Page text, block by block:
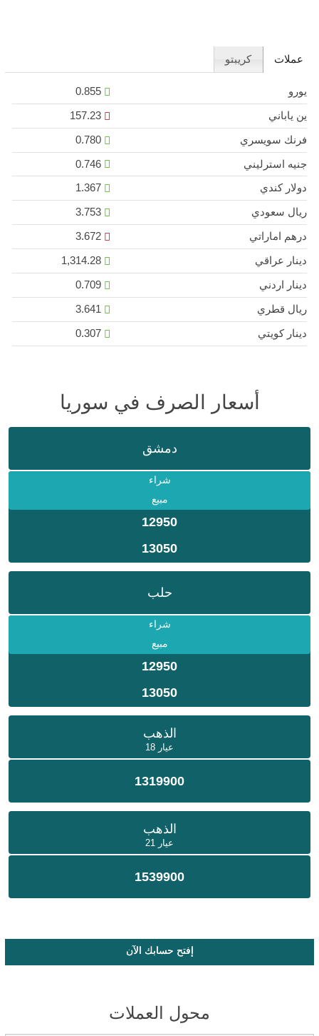
عملات كريبتو
يورو
0.855
ين ياباني
157.23
فرنك سويسري
0.780
جنيه استرليني
0.746
دولار كندي
1.367
ريال سعودي
3.753
درهم اماراتي
3.672
دينار عراقي
1,314.28
دينار اردني
0.709
ريال قطري
دينار كويتي
0.307
أسعار الصرف في سوريا
دمشق
شراء
مبيع
12950
13050
حلب
شراء
مبيع
12950
13050
الذهب
عيار 18
1319900
الذهب
عيار 21
1539900
إفتح حسابك الآن
محول العملات